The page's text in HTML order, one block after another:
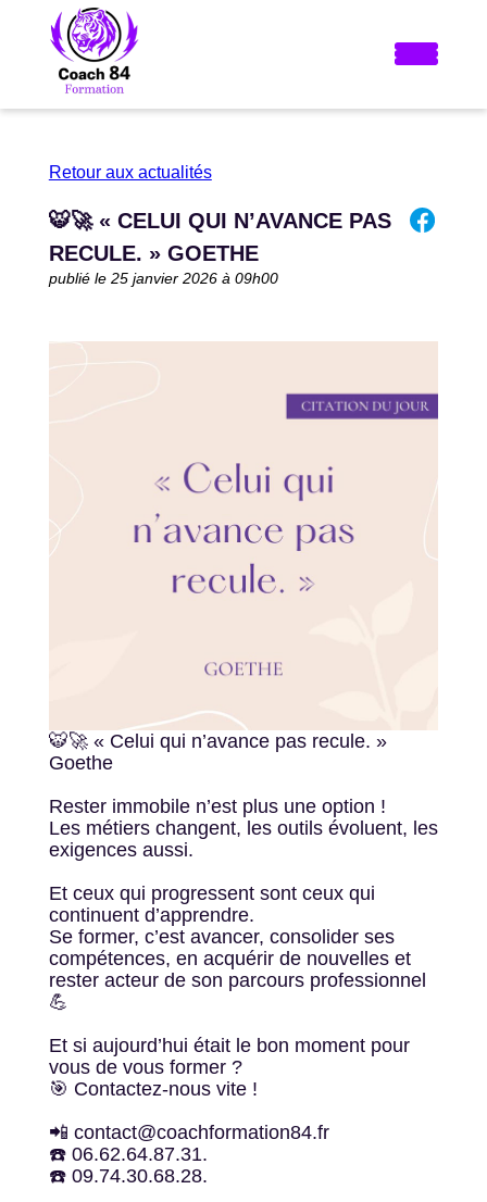
Retour aux actualités
🐯🚀 « CELUI QUI N’AVANCE PAS
RECULE. » GOETHE
publié le 25 janvier 2026 à 09h00
🐯🚀 « Celui qui n’avance pas recule. »
Goethe
Rester immobile n’est plus une option !
Les métiers changent, les outils évoluent, les
exigences aussi.
Et ceux qui progressent sont ceux qui
continuent d’apprendre.
Se former, c’est avancer, consolider ses
compétences, en acquérir de nouvelles et
rester acteur de son parcours professionnel
💪
Et si aujourd’hui était le bon moment pour
vous de vous former ?
🎯 Contactez-nous vite !
📲 contact@coachformation84.fr
☎️ 06.62.64.87.31.
☎️ 09.74.30.68.28.